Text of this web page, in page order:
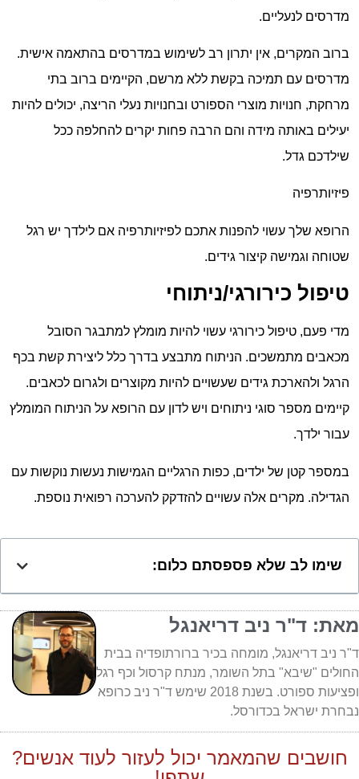
מדרסים לנעליים.
ברוב המקרים, אין יתרון רב לשימוש במדרסים בהתאמה אישית.
מדרסים עם תמיכה בקשת ללא מרשם, הקיימים ברוב בתי
מרחקת, חנויות מוצרי הספורט ובחנויות נעלי הריצה, יכולים להיות
יעילים באותה מידה והם הרבה פחות יקרים להחלפה ככל
שילדכם גדל.
פיזיותרפיה
הרופא שלך עשוי להפנות אתכם לפיזיותרפיה אם לילדך יש רגל
שטוחה וגמישה קיצור גידים.
טיפול כירורגי/ניתוחי
מדי פעם, טיפול כירורגי עשוי להיות מומלץ למתבגר הסובל
מכאבים מתמשכים. הניתוח מתבצע בדרך כלל ליצירת קשת בכף
הרגל ולהארכת גידים שעשויים להיות מקוצרים ולגרום לכאבים.
קיימים מספר סוגי ניתוחים ויש לדון עם הרופא על הניתוח המומלץ
עבור ילדך.
במספר קטן של ילדים, כפות הרגליים הגמישות נעשות נוקשות עם
הגדילה. מקרים אלה עשויים להזדקק להערכה רפואית נוספת.
שימו לב שלא פספסתם כלום:
מאת: ד"ר ניב דריאנגל
ד"ר ניב דריאנגל, מומחה בכיר ברורתופדיה בבית
החולים "שיבא" בתל השומר, מנתח קרסול וכף רגל
ופציעות ספורט. בשנת 2018 שימש ד"ר ניב כרופא
נבחרת ישראל בכדורסל.
חושבים שהמאמר יכול לעזור לעוד אנשים?